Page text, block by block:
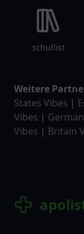
schullist
Weitere
States Vibes |
Vibes |
Vibes | Britain